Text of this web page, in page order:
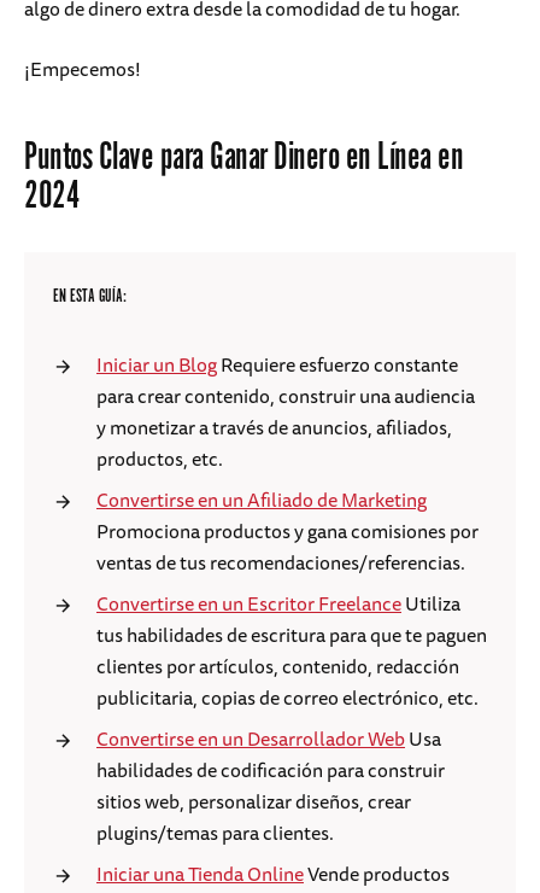
algo de dinero extra desde la comodidad de tu hogar.
¡Empecemos!
Puntos Clave para Ganar Dinero en Línea en
2024
EN ESTA GUÍA:
Iniciar un BlogRequiere esfuerzo constante
para crear contenido, construir una audiencia
y monetizar a través de anuncios, afiliados,
productos, etc.
Convertirse en un Afiliado de Marketing
Promociona productos y gana comisiones por
ventas de tus recomendaciones/referencias.
Convertirse en un Escritor FreelanceUtiliza
tus habilidades de escritura para que te paguen
clientes por artículos, contenido, redacción
publicitaria, copias de correo electrónico, etc.
Convertirse en un Desarrollador WebUsa
habilidades de codificación para construir
sitios web, personalizar diseños, crear
plugins/temas para clientes.
Iniciar una Tienda OnlineVende productos